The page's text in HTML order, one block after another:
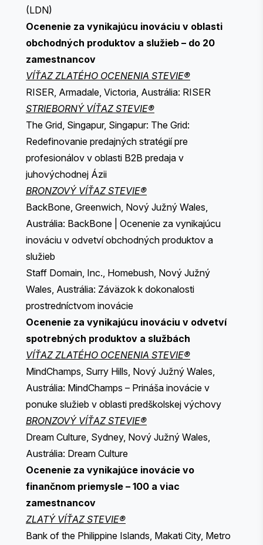
(LDN)
Ocenenie za vynikajúcu inováciu v oblasti
obchodných produktov a služieb – do 20
zamestnancov
VÍŤAZ ZLATÉHO OCENENIA STEVIE®
RISER, Armadale, Victoria, Austrália: RISER
STRIEBORNÝ VÍŤAZ STEVIE®
The Grid, Singapur, Singapur: The Grid:
Redefinovanie predajných stratégií pre
profesionálov v oblasti B2B predaja v
juhovýchodnej Ázii
BRONZOVÝ VÍŤAZ STEVIE®
BackBone, Greenwich, Nový Južný Wales,
Austrália: BackBone | Ocenenie za vynikajúcu
inováciu v odvetví obchodných produktov a
služieb
Staff Domain, Inc., Homebush, Nový Južný
Wales, Austrália: Záväzok k dokonalosti
prostredníctvom inovácie
Ocenenie za vynikajúcu inováciu v odvetví
spotrebných produktov a službách
VÍŤAZ ZLATÉHO OCENENIA STEVIE®
MindChamps, Surry Hills, Nový Južný Wales,
Austrália: MindChamps – Prináša inovácie v
ponuke služieb v oblasti predškolskej výchovy
BRONZOVÝ VÍŤAZ STEVIE®
Dream Culture, Sydney, Nový Južný Wales,
Austrália: Dream Culture
Ocenenie za vynikajúce inovácie vo
finančnom priemysle – 100 a viac
zamestnancov
ZLATÝ VÍŤAZ STEVIE®
Bank of the Philippine Islands, Makati City, Metro